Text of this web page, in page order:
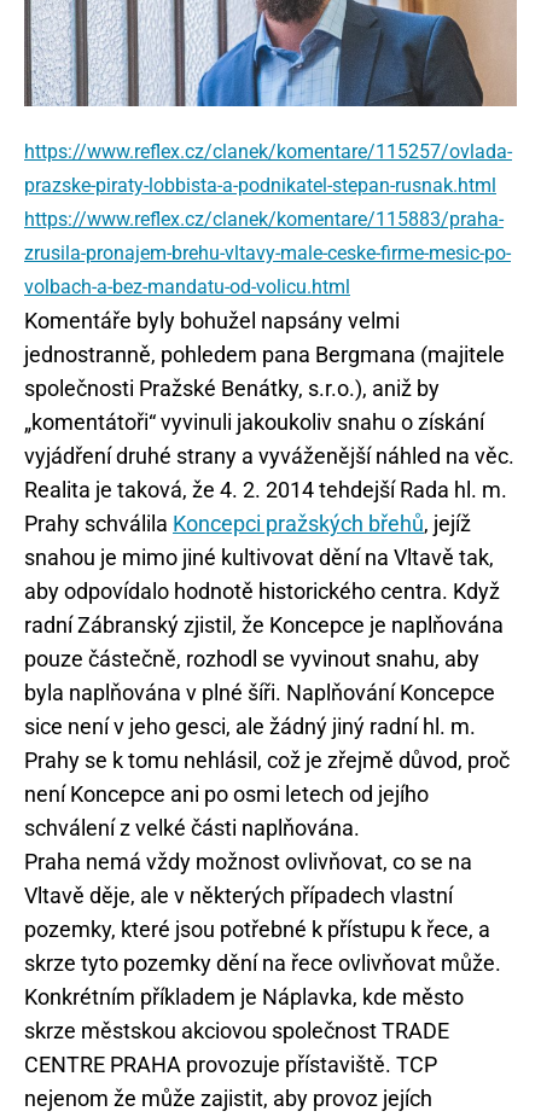
https://www.reflex.cz/clanek/komentare/115257/ovlada-
prazske-piraty-lobbista-a-podnikatel-stepan-rusnak.html
https://www.reflex.cz/clanek/komentare/115883/praha-
zrusila-pronajem-brehu-vltavy-male-ceske-firme-mesic-po-
volbach-a-bez-mandatu-od-volicu.html
Komentáře byly bohužel napsány velmi
jednostranně, pohledem pana Bergmana (majitele
společnosti Pražské Benátky, s.r.o.), aniž by
„komentátoři“ vyvinuli jakoukoliv snahu o získání
vyjádření druhé strany a vyváženější náhled na věc.
Realita je taková, že 4. 2. 2014 tehdejší Rada hl. m.
Prahy schválila Koncepci pražských břehů, jejíž
snahou je mimo jiné kultivovat dění na Vltavě tak,
aby odpovídalo hodnotě historického centra. Když
radní Zábranský zjistil, že Koncepce je naplňována
pouze částečně, rozhodl se vyvinout snahu, aby
byla naplňována v plné šíři. Naplňování Koncepce
sice není v jeho gesci, ale žádný jiný radní hl. m.
Prahy se k tomu nehlásil, což je zřejmě důvod, proč
není Koncepce ani po osmi letech od jejího
schválení z velké části naplňována.
Praha nemá vždy možnost ovlivňovat, co se na
Vltavě děje, ale v některých případech vlastní
pozemky, které jsou potřebné k přístupu k řece, a
skrze tyto pozemky dění na řece ovlivňovat může.
Konkrétním příkladem je Náplavka, kde město
skrze městskou akciovou společnost TRADE
CENTRE PRAHA provozuje přístaviště. TCP
nejenom že může zajistit, aby provoz jejích